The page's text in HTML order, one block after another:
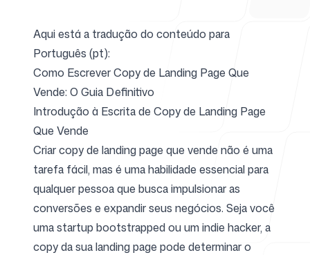
Para agências
Blog
Preços
Aqui está a tradução do conteúdo para
Português (pt):
Como Escrever Copy de Landing Page Que
Vende: O Guia Definitivo
Introdução à Escrita de Copy de Landing Page
Que Vende
Criar copy de landing page que vende não é uma
tarefa fácil, mas é uma habilidade essencial para
qualquer pessoa que busca impulsionar as
conversões e expandir seus negócios. Seja você
uma startup bootstrapped ou um indie hacker, a
copy da sua landing page pode determinar o